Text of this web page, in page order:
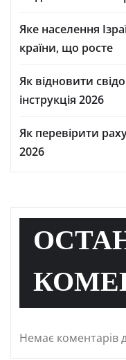
Яке населення
країни, що росте
Як відновити
інструкція 2026
Як перевірити
2026
Немає коментарів